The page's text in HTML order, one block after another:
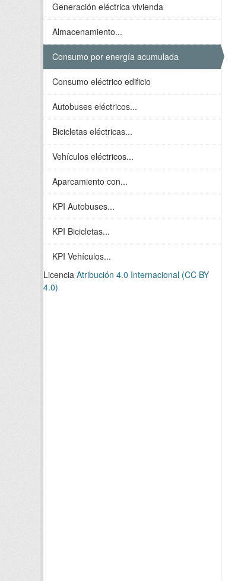
Generación eléctrica vivienda
Almacenamiento...
Consumo por energía acumulada
Consumo eléctrico edificio
Autobuses eléctricos...
Bicicletas eléctricas...
Vehículos eléctricos...
Aparcamiento con...
KPI Autobuses...
KPI Bicicletas...
KPI Vehículos...
Licencia Atribución 4.0 Internacional (CC BY
4.0)